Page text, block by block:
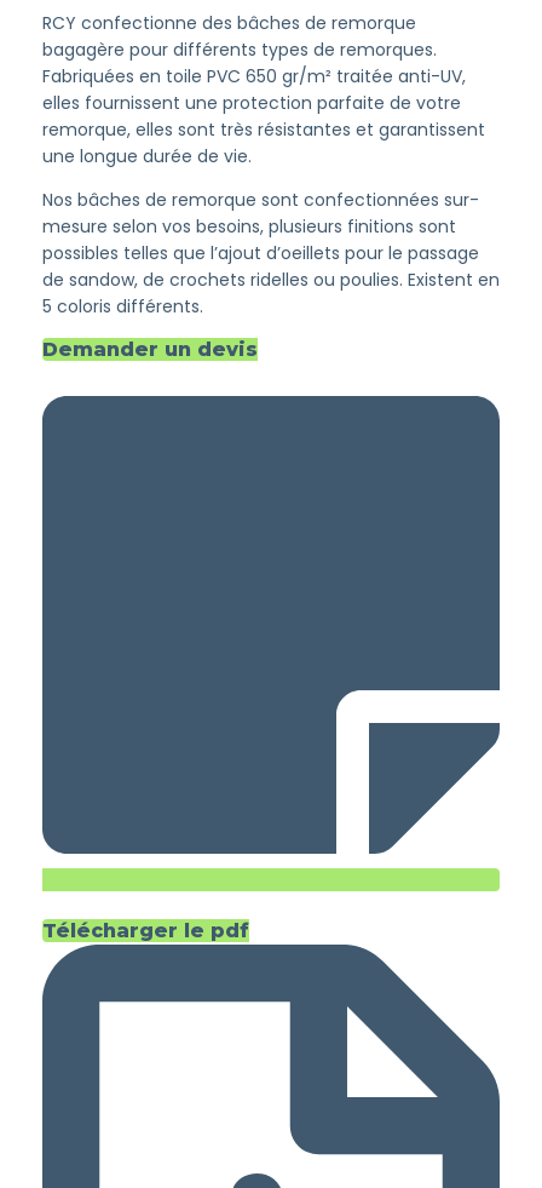
RCY confectionne des bâches de remorque
bagagère pour différents types de remorques.
Fabriquées en toile PVC 650 gr/m² traitée anti-UV,
elles fournissent une protection parfaite de votre
remorque, elles sont très résistantes et garantissent
une longue durée de vie.
Nos bâches de remorque sont confectionnées sur-
mesure selon vos besoins, plusieurs finitions sont
possibles telles que l’ajout d’oeillets pour le passage
de sandow, de crochets ridelles ou poulies. Existent en
5 coloris différents.
Demander un devis
Télécharger le pdf